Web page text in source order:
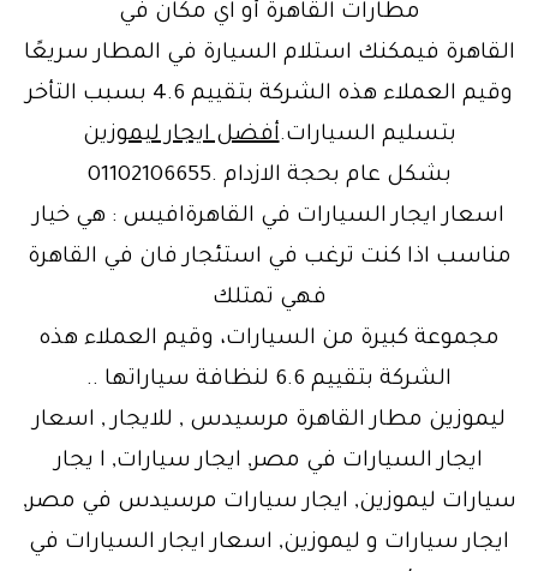
مطارات القاهرة أو اي مكان في
القاهرة فيمكنك استلام السيارة في المطار سريعًا
وقيم العملاء هذه الشركة بتقييم 4.6 بسبب التأخر
بتسليم السيارات.أفضل ايجار ليموزين
بشكل عام بحجة الازدام .01102106655
اسعار ايجار السيارات في القاهرةافيس : هي خيار
مناسب اذا كنت ترغب في استئجار فان في القاهرة
فهي تمتلك
مجموعة كبيرة من السيارات، وقيم العملاء هذه
الشركة بتقييم 6.6 لنظافة سياراتها ..
ليموزين مطار القاهرة مرسيدس , للايجار , اسعار
ايجار السيارات في مصر, ايجار سيارات, ا يجار
سيارات ليموزين, ايجار سيارات مرسيدس في مصر,
ايجار سيارات و ليموزين, اسعار ايجار السيارات في